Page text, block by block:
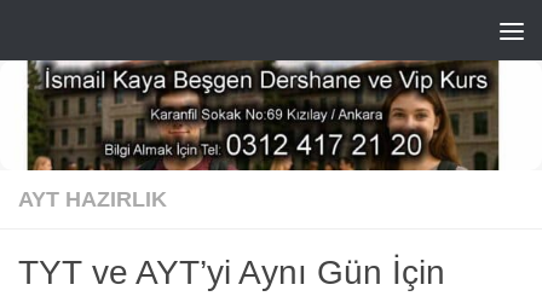
AYT HAZIRLIK
TYT ve AYT’yi Aynı Gün İçin